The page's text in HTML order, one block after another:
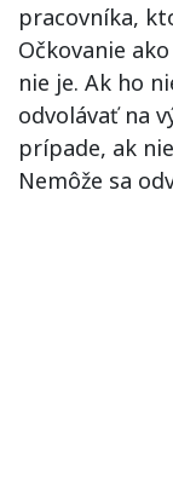
pracovníka,
Očkovanie
nie je. Ak ho
odvolávať na
prípade, ak
Nemôže sa